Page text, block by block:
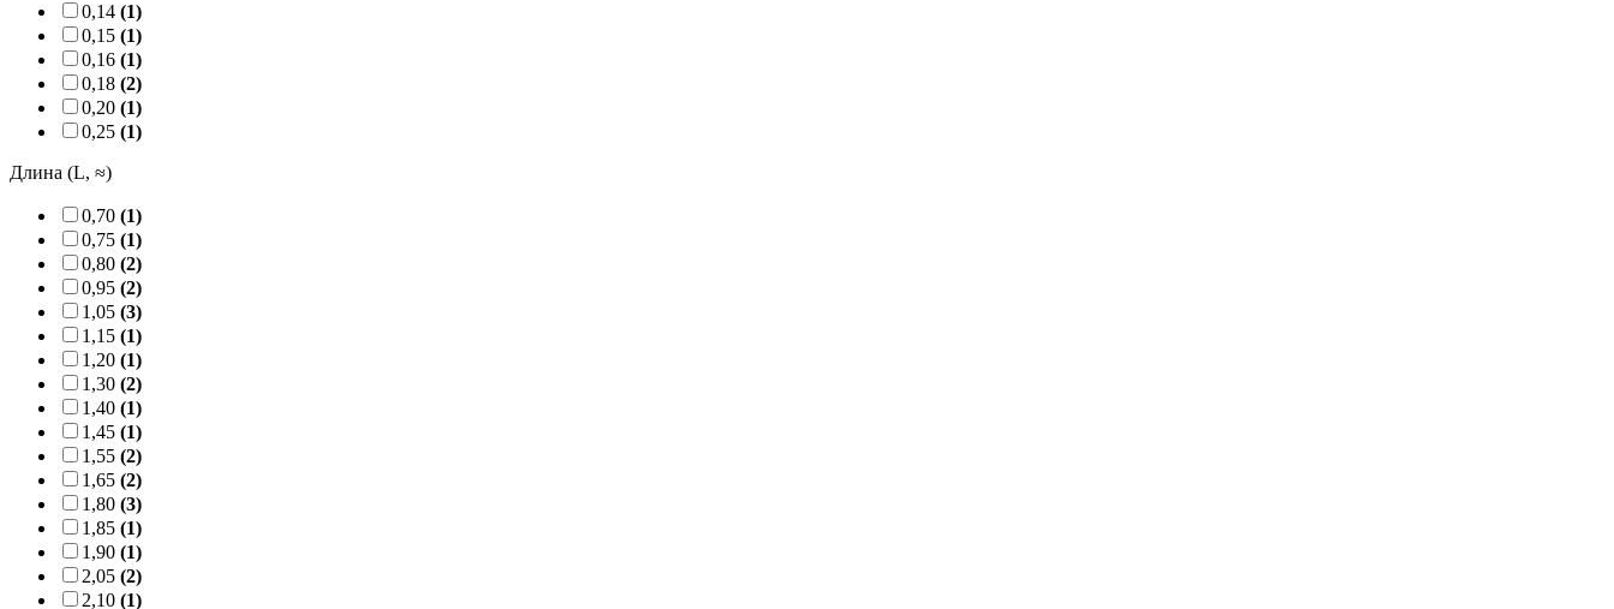
0,14 (1)
0,15 (1)
0,16 (1)
0,18 (2)
0,20 (1)
0,25 (1)
Длина (L, ≈)
0,70 (1)
0,75 (1)
0,80 (2)
0,95 (2)
1,05 (3)
1,15 (1)
1,20 (1)
1,30 (2)
1,40 (1)
1,45 (1)
1,55 (2)
1,65 (2)
1,80 (3)
1,85 (1)
1,90 (1)
2,05 (2)
2,10 (1)